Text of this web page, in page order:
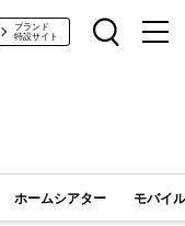
ト
ブランド
特設サイト
ホームシアター モバイ